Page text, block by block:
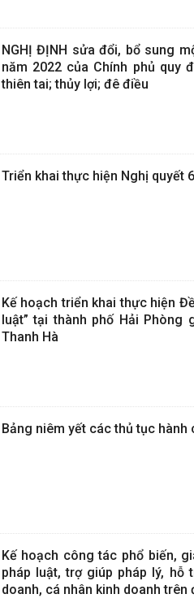
NGHỊ ĐỊNH sửa đổi, bổ sung
năm 2022 của Chính phủ quy
thiên tai; thủy lợi; đê điều
Triển khai thực hiện Nghị quyết
Kế hoạch triển khai thực hiện
luật” tại thành phố Hải
Thanh Hà
Bảng niêm yết các thủ tục hành
Kế hoạch công tác phổ biến,
pháp luật, trợ giúp pháp lý, hỗ
doanh, cá nhân kinh doanh trên